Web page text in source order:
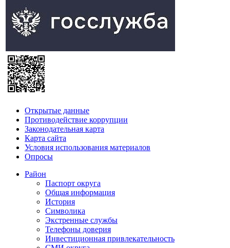
Открытые данные
Противодействие коррупции
Законодательная карта
Карта сайта
Условия использования материалов
Опросы
Район
Паспорт округа
Общая информация
История
Символика
Экстренные службы
Телефоны доверия
Инвестиционная привлекательность